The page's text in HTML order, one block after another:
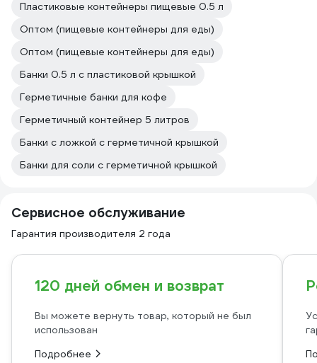
Пластиковые контейнеры пищевые 0.5 л
Оптом (пищевые контейнеры для еды)
Оптом (пищевые контейнеры для еды)
Банки 0.5 л с пластиковой крышкой
Герметичные банки для кофе
Герметичный контейнер 5 литров
Банки с ложкой с герметичной крышкой
Банки для соли с герметичной крышкой
Сервисное обслуживание
Гарантия производителя 2 года
120 дней обмен и возврат
Вы можете вернуть товар, который не был
использован
Подробнее